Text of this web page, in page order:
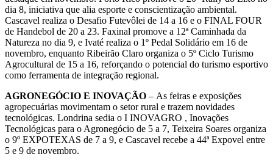
dia 8, iniciativa que alia esporte e conscientização ambiental.
Cascavel realiza o Desafio Futevôlei de 14 a 16 e o FINAL FOUR
de Handebol de 20 a 23. Faxinal promove a 12ª Caminhada da
Natureza no dia 9, e Ivaté realiza o 1º Pedal Solidário em 16 de
novembro, enquanto Ribeirão Claro organiza o 5º Ciclo Turismo
Agrocultural de 15 a 16, reforçando o potencial do turismo esportivo
como ferramenta de integração regional.
AGRONEGÓCIO E INOVAÇÃO – As feiras e exposições
agropecuárias movimentam o setor rural e trazem novidades
tecnológicas. Londrina sedia o I INOVAGRO , Inovações
Tecnológicas para o Agronegócio de 5 a 7, Teixeira Soares organiza
o 9º EXPOTEXAS de 7 a 9, e Cascavel recebe a 44ª Expovel entre
5 e 9 de novembro.